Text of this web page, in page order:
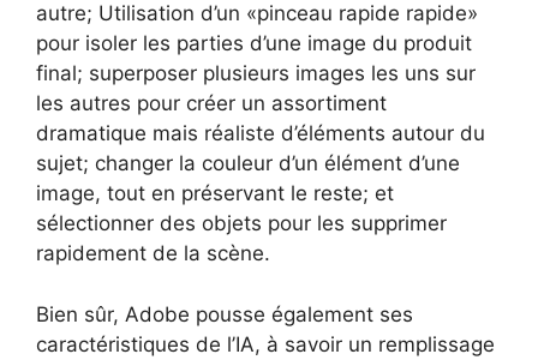
autre; Utilisation d’un «pinceau rapide rapide»
pour isoler les parties d’une image du produit
final; superposer plusieurs images les uns sur
les autres pour créer un assortiment
dramatique mais réaliste d’éléments autour du
sujet; changer la couleur d’un élément d’une
image, tout en préservant le reste; et
sélectionner des objets pour les supprimer
rapidement de la scène.
Bien sûr, Adobe pousse également ses
caractéristiques de l’IA, à savoir un remplissage